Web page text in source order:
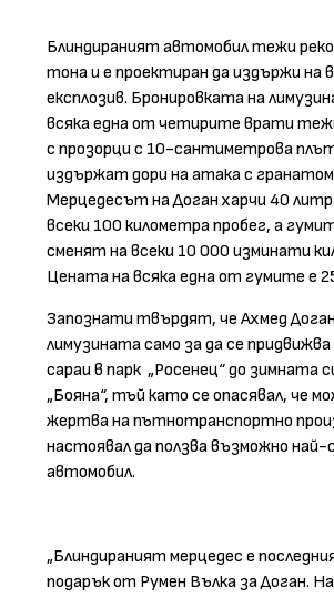
Блиндираният автомобил тежи
тона и е проектиран да издържи на
експлозив. Бронировката на
всяка една от четирите врати
с прозорци с 10-сантиметрова
издържат дори на атака с
Мерцедесът на Доган харчи 40
всеки 100 километра пробег, а
сменят на всеки 10 000 изминати
Цената на всяка една от гумите е
Запознати твърдят, че Ахмед
лимузината само за да се
сараи в парк „Росенец“ до зимната
„Бояна“, тъй като се опасявал, че
жертва на пътнотранспортно
настоявал да ползва възможно най-
автомобил.
„Блиндираният мерцедес е
подарък от Румен Вълка за Доган.